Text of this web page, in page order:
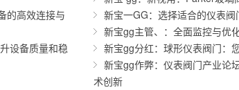
的高效连接与
新宝一GG：选择适合的仪表
新宝gg主管、：全面监控与优
设备质量和稳
新宝gg分红：球形仪表阀门：
新宝gg作弊：仪表阀门产业论
术创新